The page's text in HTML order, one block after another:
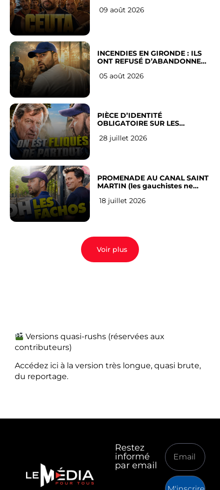
09 août 2026
INCENDIES EN GIRONDE : ILS
ONT REFUSÉ D’ABANDONNER
05 août 2026
PIÈCE D’IDENTITÉ
OBLIGATOIRE SUR LES
Français
28 juillet 2026
PROMENADE AU CANAL SAINT
MARTIN (les gauchistes ne
18 juillet 2026
Voir plus
Versions quasi-rushs (réservées aux
contributeurs)
Accédez ici à la version très longue, quasi brute,
du reportage.
Restez
informé
par email